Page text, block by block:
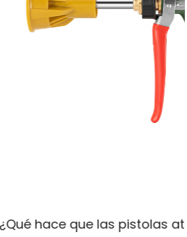
y trabajos de
pistolas atomizadoras de